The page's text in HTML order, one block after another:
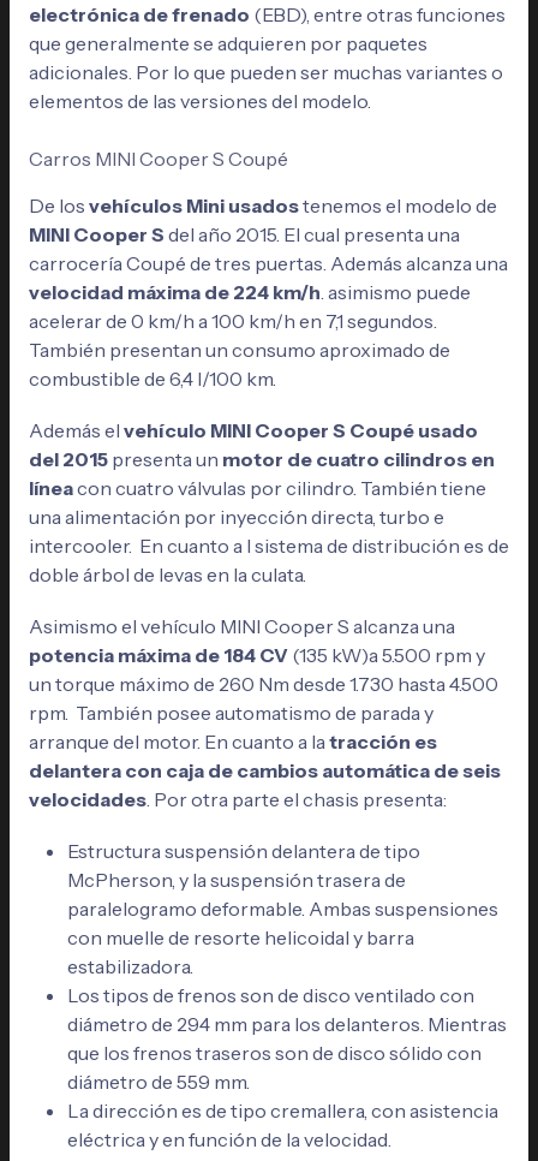
electrónica de frenado (EBD), entre otras funciones
que generalmente se adquieren por paquetes
adicionales. Por lo que pueden ser muchas variantes o
elementos de las versiones del modelo.
Carros MINI Cooper S Coupé
De los vehículos Mini usadostenemos el modelo de
MINI Cooper S del año 2015. El cual presenta una
carrocería Coupé de tres puertas. Además alcanza una
velocidad máxima de 224 km/h . asimismo puede
acelerar de 0 km/h a 100 km/h en 7,1 segundos.
También presentan un consumo aproximado de
combustible de 6,4 l/100 km.
Además el vehículo MINI Cooper S Coupé usado
del 2015presenta un motor de cuatro cilindros en
líneacon cuatro válvulas por cilindro. También tiene
una alimentación por inyección directa, turbo e
intercooler. En cuanto a l sistema de distribución es de
doble árbol de levas en la culata.
Asimismo el vehículo MINI Cooper S alcanza una
potencia máxima de 184 CV (135 kW)a 5.500 rpm y
un torque máximo de 260 Nm desde 1.730 hasta 4.500
rpm. También posee automatismo de parada y
arranque del motor. En cuanto a latracción es
delantera con caja de cambios automática de seis
velocidades. Por otra parte el chasis presenta:
Estructura suspensión delantera de tipo
McPherson, y la suspensión trasera de
paralelogramo deformable. Ambas suspensiones
con muelle de resorte helicoidal y barra
estabilizadora.
Los tipos de frenos son de disco ventilado con
diámetro de 294 mm para los delanteros. Mientras
que los frenos traseros son de disco sólido con
diámetro de 559 mm.
La dirección es de tipo cremallera, con asistencia
eléctrica y en función de la velocidad.